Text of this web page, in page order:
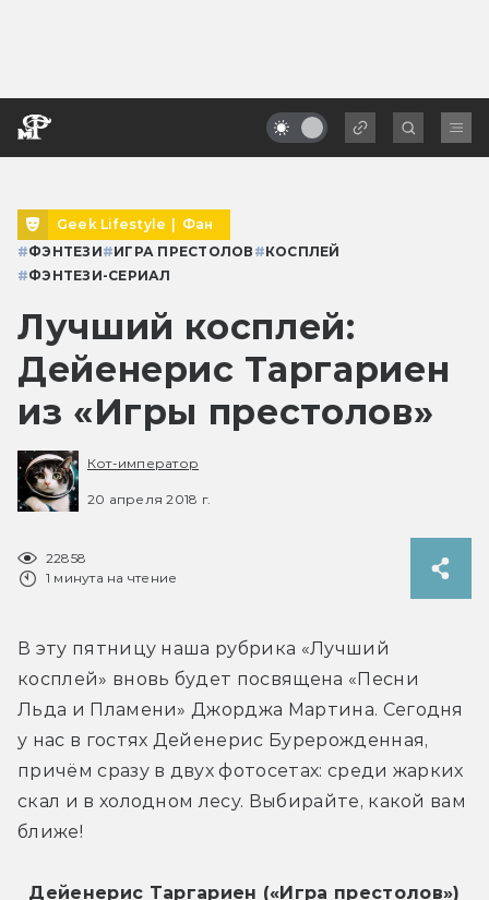
Geek Lifestyle | Фан
#ФЭНТЕЗИ#ИГРА ПРЕСТОЛОВ #КОСПЛЕЙ
#ФЭНТЕЗИ-СЕРИАЛ
Лучший косплей:
Дейенерис Таргариен
из «Игры престолов»
Кот-император
20 апреля 2018 г.
22858
1 минута на чтение
В эту пятницу наша рубрика «Лучший
косплей» вновь будет посвящена «Песни
Льда и Пламени» Джорджа Мартина. Сегодня
у нас в гостях Дейенерис Бурерожденная,
причём сразу в двух фотосетах: среди жарких
скал и в холодном лесу. Выбирайте, какой вам
ближе!
Дейенерис Таргариен («Игра престолов»)